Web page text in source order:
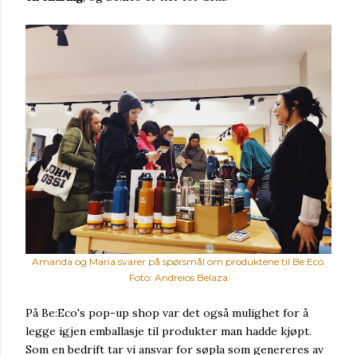
Amanda og Maria svarer på spørsmål om produktene til Be:Eco.
Foto: Andreios Belaza
På Be:Eco's pop-up shop var det også mulighet for å
legge igjen emballasje til produkter man hadde kjøpt.
Som en bedrift tar vi ansvar for søpla som genereres av